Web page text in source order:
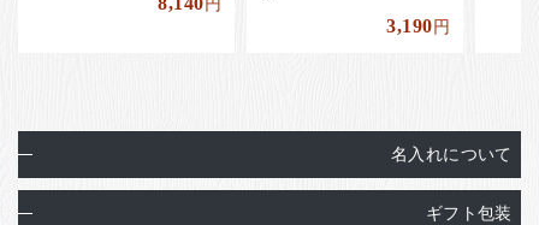
3,190円
名入れについて
ギフト包装